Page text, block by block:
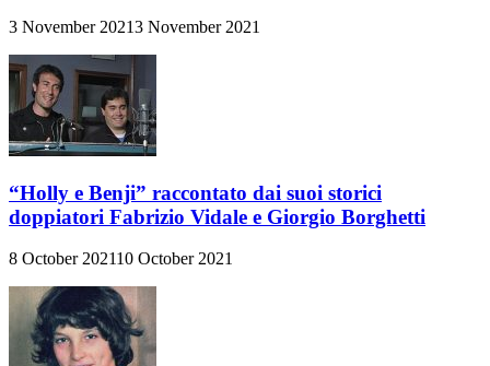
3 November 20213 November 2021
“Holly e Benji” raccontato dai suoi storici
doppiatori Fabrizio Vidale e Giorgio Borghetti
8 October 202110 October 2021